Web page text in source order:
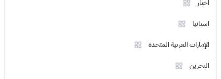
اخبار
اسبانيا
الإمارات العربية المتحدة
البحرين